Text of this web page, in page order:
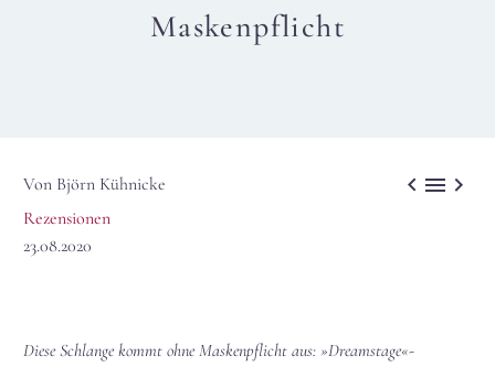
Maskenpflicht
  
Von Björn Kühnicke
Rezensionen
23.08.2020
Diese Schlange kommt ohne Maskenpflicht aus: »Dreamstage«-